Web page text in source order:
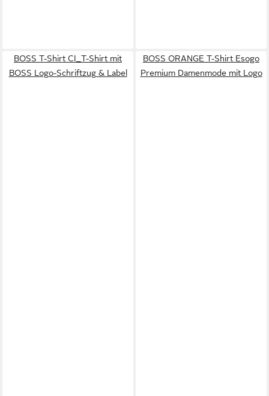
BOSS T-Shirt CI_T-Shirt mit
BOSS Logo-Schriftzug & Label
BOSS ORANGE T-Shirt Esogo
Premium Damenmode mit Logo